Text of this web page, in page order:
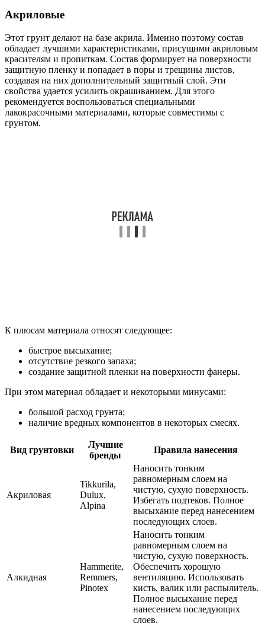
Акриловые
Этот грунт делают на базе акрила. Именно поэтому состав
обладает лучшими характеристиками, присущими акриловым
красителям и пропиткам. Состав формирует на поверхности
защитную пленку и попадает в поры и трещины листов,
создавая на них дополнительный защитный слой. Эти
свойства удается усилить окрашиванием. Для этого
рекомендуется воспользоваться специальными
лакокрасочными материалами, которые совместимы с
грунтом.
К плюсам материала относят следующее:
быстрое высыхание;
отсутствие резкого запаха;
создание защитной пленки на поверхности фанеры.
При этом материал обладает и некоторыми минусами:
большой расход грунта;
наличие вредных компонентов в некоторых смесях.
Вид грунтовки
Лучшие
бренды
Правила нанесения
Акриловая
Tikkurila,
Dulux,
Alpina
Наносить тонким
равномерным слоем на
чистую, сухую поверхность.
Избегать подтеков. Полное
высыхание перед нанесением
последующих слоев.
Алкидная
Hammerite,
Remmers,
Pinotex
Наносить тонким
равномерным слоем на
чистую, сухую поверхность.
Обеспечить хорошую
вентиляцию. Использовать
кисть, валик или распылитель.
Полное высыхание перед
нанесением последующих
слоев.